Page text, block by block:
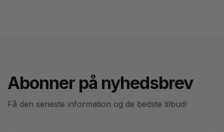
Abonner på nyhedsbrev
Få den seneste information og de bedste tilbud!